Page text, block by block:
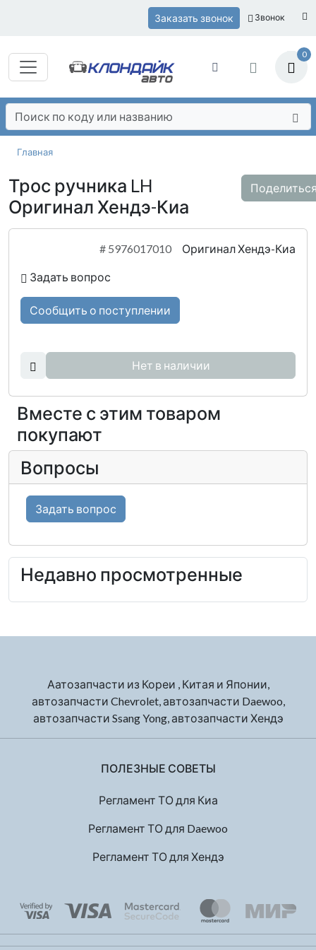
Заказать звонок Звонок
0
Главная
Трос ручника LH
Оригинал Хендэ-Киа
# 5976017010 Оригинал Хендэ-Киа
Задать вопрос
Сообщить о поступлении
Нет в наличии
Вместе с этим товаром
покупают
Вопросы
Задать вопрос
Недавно просмотренные
Аатозапчасти из Кореи , Китая и Японии,
автозапчасти Chevrolet, автозапчасти Daewoo,
автозапчасти Ssang Yong, автозапчасти Хендэ
ПОЛЕЗНЫЕ СОВЕТЫ
Регламент ТО для Киа
Регламент ТО для Daewoo
Регламент ТО для Хендэ